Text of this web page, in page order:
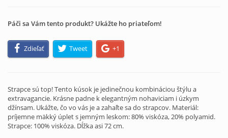
Páči sa Vám tento produkt? Ukážte ho priateľom!
Zdieľať Tweet +1
Strapce sú top! Tento kúsok je jedinečnou kombináciou štýlu a
extravagancie. Krásne padne k elegantným nohaviciam i úzkym
džínsam. Ukážte, čo vo vás je a zahaľte sa do strapcov. Materiál:
príjemne mäkký úplet s jemným leskom: 80% viskóza, 20% polyamid.
Strapce: 100% viskóza. Dĺžka asi 72 cm.